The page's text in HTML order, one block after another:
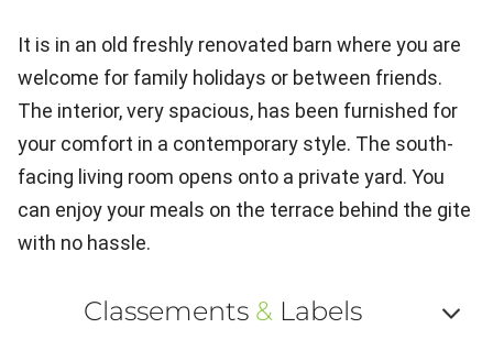
It is in an old freshly renovated barn where you are
welcome for family holidays or between friends.
The interior, very spacious, has been furnished for
your comfort in a contemporary style. The south-
facing living room opens onto a private yard. You
can enjoy your meals on the terrace behind the gite
with no hassle.
Classements & Labels